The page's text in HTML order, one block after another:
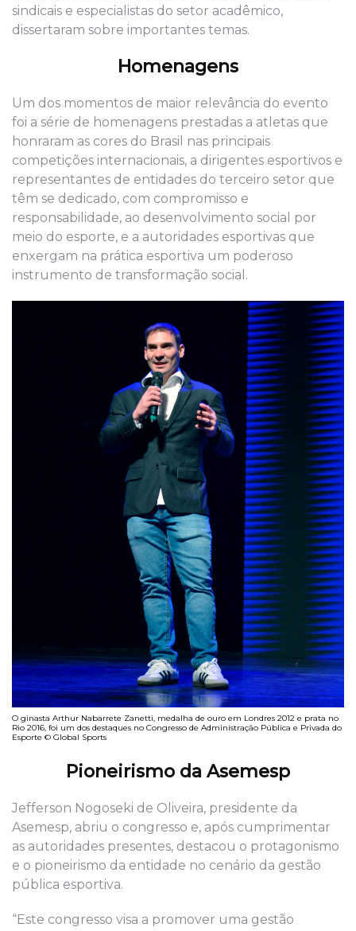
sindicais e especialistas do setor acadêmico,
dissertaram sobre importantes temas.
Homenagens
Um dos momentos de maior relevância do evento
foi a série de homenagens prestadas a atletas que
honraram as cores do Brasil nas principais
competições internacionais, a dirigentes esportivos e
representantes de entidades do terceiro setor que
têm se dedicado, com compromisso e
responsabilidade, ao desenvolvimento social por
meio do esporte, e a autoridades esportivas que
enxergam na prática esportiva um poderoso
instrumento de transformação social.
O ginasta Arthur Nabarrete Zanetti, medalha de ouro em Londres 2012 e prata no
Rio 2016, foi um dos destaques no Congresso de Administração Pública e Privada do
Esporte © Global Sports
Pioneirismo da Asemesp
Jefferson Nogoseki de Oliveira, presidente da
Asemesp, abriu o congresso e, após cumprimentar
as autoridades presentes, destacou o protagonismo
e o pioneirismo da entidade no cenário da gestão
pública esportiva.
“Este congresso visa a promover uma gestão